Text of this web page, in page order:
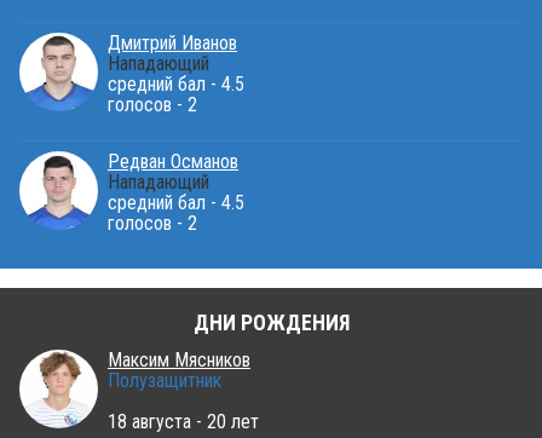
Дмитрий Иванов
Нападающий
средний бал - 4.5
голосов - 2
Редван Османов
Нападающий
средний бал - 4.5
голосов - 2
ДНИ РОЖДЕНИЯ
Максим Мясников
Полузащитник
18 августа - 20 лет